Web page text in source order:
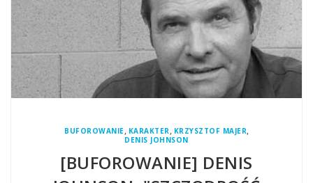
BUFOROWANIE, KARAKTER, KRZYSZTOF MAJER,
DENIS JOHNSON
[BUFOROWANIE] DENIS